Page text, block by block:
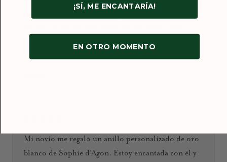
puesto en cada detalle. Las joyas son sencillamente
Mi novio me regaló un anillo personalizado de oro
blanco de Sophie d’Agon. Estoy encantada con él y
¡SÍ, ME ENCANTARÍA!
EN OTRO MOMENTO